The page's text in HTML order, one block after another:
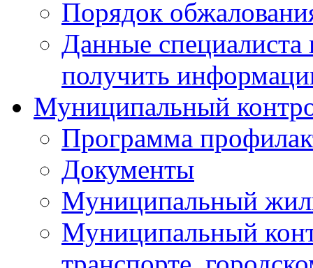
Порядок
Данные
получить
Муниципальный
Программа
Документы
Муниципальный
Муниципальный